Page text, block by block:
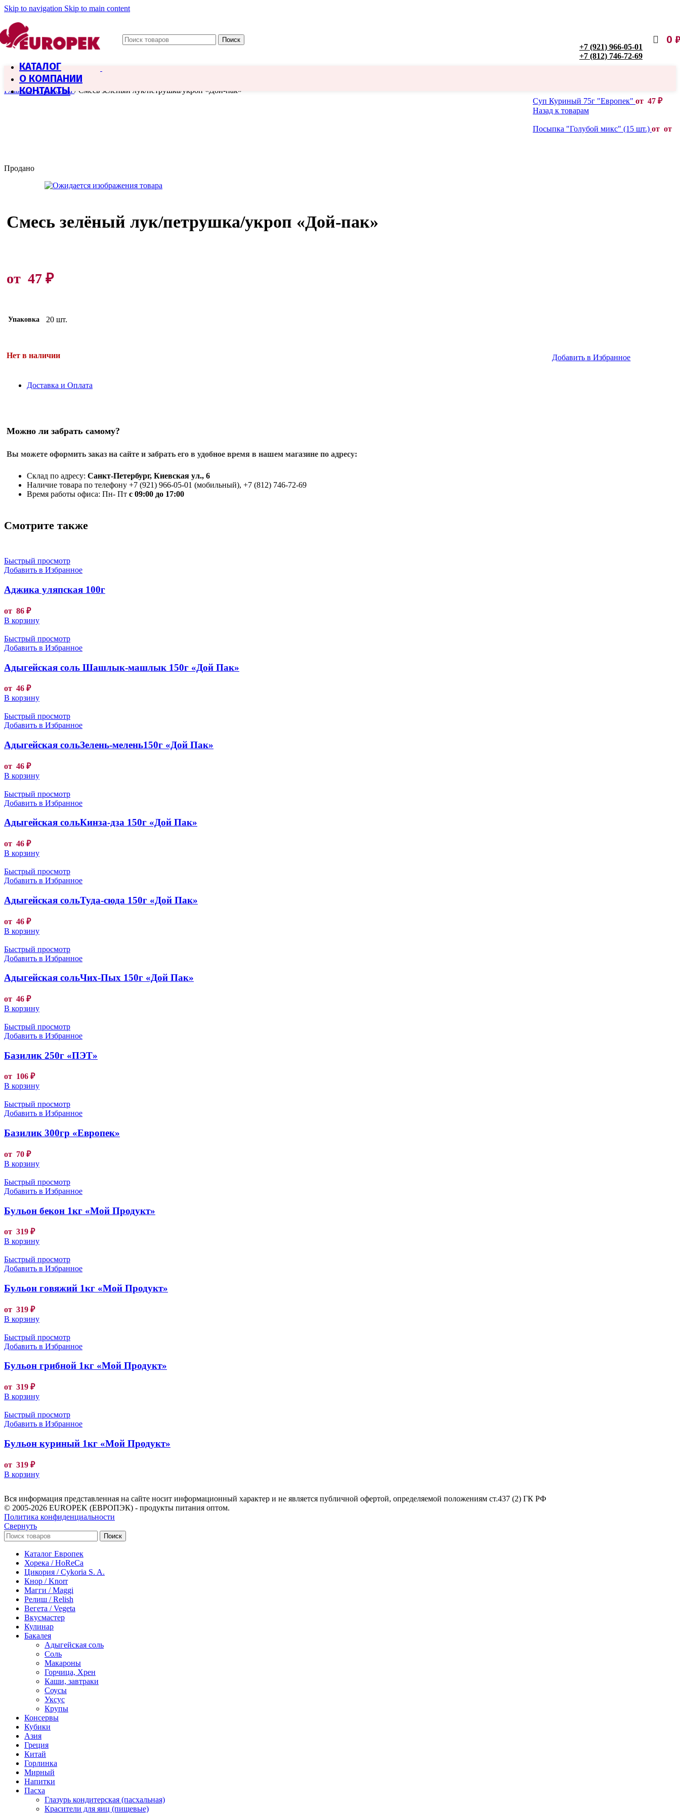
Skip to navigation Skip to main content
Поиск
+7 (921) 966-05-01
+7 (812) 746-72-69
0
КАТАЛОГ
О КОМПАНИИ
КОНТАКТЫ
Главная / Проксима / Смесь зелёный лук/петрушка/укроп «Дой-пак»
Суп Куриный 75г "Европек" от 47 ₽
Назад к товарам
Посыпка "Голубой микс" (15 шт.) от от
Продано
Смесь зелёный лук/петрушка/укроп «Дой-пак»
от 47 ₽
Упаковка 20 шт.
Нет в наличии Добавить в Избранное
Доставка и Оплата
Можно ли забрать самому?
Вы можете оформить заказ на сайте и забрать его в удобное время в нашем магазине по адресу:
Склад по адресу: Санкт-Петербург, Киевская ул., 6
Наличие товара по телефону +7 (921) 966-05-01 (мобильный), +7 (812) 746-72-69
Время работы офиса: Пн- Пт с 09:00 до 17:00
Смотрите также
Быстрый просмотр
Добавить в Избранное
Аджика уляпская 100г
от 86 ₽
В корзину
Быстрый просмотр
Добавить в Избранное
Адыгейская соль Шашлык-машлык 150г «Дой Пак»
от 46 ₽
В корзину
Быстрый просмотр
Добавить в Избранное
Адыгейская сольЗелень-мелень150г «Дой Пак»
от 46 ₽
В корзину
Быстрый просмотр
Добавить в Избранное
Адыгейская сольКинза-дза 150г «Дой Пак»
от 46 ₽
В корзину
Быстрый просмотр
Добавить в Избранное
Адыгейская сольТуда-сюда 150г «Дой Пак»
от 46 ₽
В корзину
Быстрый просмотр
Добавить в Избранное
Адыгейская сольЧих-Пых 150г «Дой Пак»
от 46 ₽
В корзину
Быстрый просмотр
Добавить в Избранное
Базилик 250г «ПЭТ»
от 106 ₽
В корзину
Быстрый просмотр
Добавить в Избранное
Базилик 300гр «Европек»
от 70 ₽
В корзину
Быстрый просмотр
Добавить в Избранное
Бульон бекон 1кг «Мой Продукт»
от 319 ₽
В корзину
Быстрый просмотр
Добавить в Избранное
Бульон говяжий 1кг «Мой Продукт»
от 319 ₽
В корзину
Быстрый просмотр
Добавить в Избранное
Бульон грибной 1кг «Мой Продукт»
от 319 ₽
В корзину
Быстрый просмотр
Добавить в Избранное
Бульон куриный 1кг «Мой Продукт»
от 319 ₽
В корзину
Вся информация представленная на сайте носит информационный характер и не является публичной офертой, определяемой положениям ст.437 (2) ГК РФ
© 2005-2026 EUROPEK (ЕВРОПЭК) - продукты питания оптом.
Политика конфиденциальности
Свернуть
Поиск
Каталог Европек
Хорека / HoReCa
Цикория / Cykoria S. A.
Кнор / Knorr
Магги / Maggi
Релиш / Relish
Вегета / Vegeta
Вкусмастер
Кулинар
Бакалея
Адыгейская соль
Соль
Макароны
Горчица, Хрен
Каши, завтраки
Соусы
Уксус
Крупы
Консервы
Кубики
Азия
Греция
Китай
Горлинка
Мирный
Напитки
Пасха
Глазурь кондитерская (пасхальная)
Красители для яиц (пищевые)